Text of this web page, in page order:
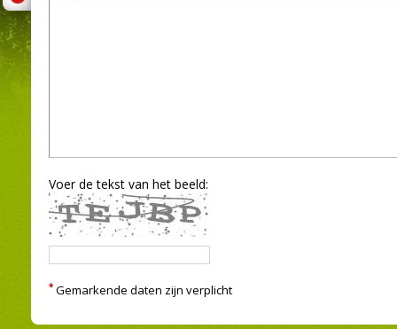
Voer de tekst van het beeld:
* Gemarkende daten zijn verplicht